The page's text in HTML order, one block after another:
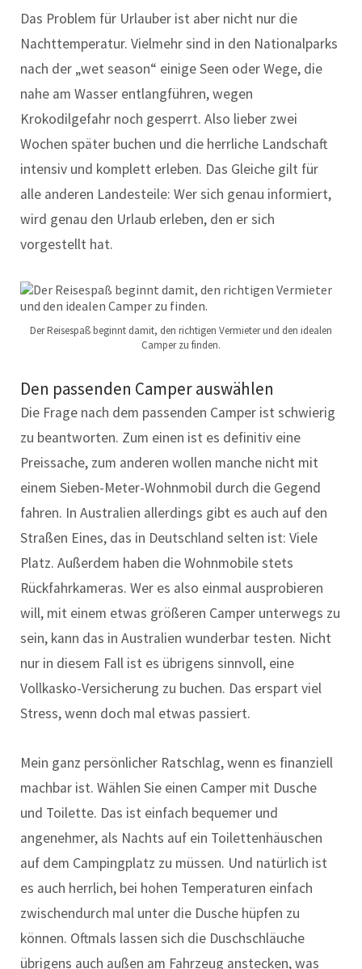
Das Problem für Urlauber ist aber nicht nur die
Nachttemperatur. Vielmehr sind in den Nationalparks
nach der „wet season“ einige Seen oder Wege, die
nahe am Wasser entlangführen, wegen
Krokodilgefahr noch gesperrt. Also lieber zwei
Wochen später buchen und die herrliche Landschaft
intensiv und komplett erleben. Das Gleiche gilt für
alle anderen Landesteile: Wer sich genau informiert,
wird genau den Urlaub erleben, den er sich
vorgestellt hat.
Der Reisespaß beginnt damit, den richtigen Vermieter und den idealen
Camper zu finden.
Den passenden Camper auswählen
Die Frage nach dem passenden Camper ist schwierig
zu beantworten. Zum einen ist es definitiv eine
Preissache, zum anderen wollen manche nicht mit
einem Sieben-Meter-Wohnmobil durch die Gegend
fahren. In Australien allerdings gibt es auch auf den
Straßen Eines, das in Deutschland selten ist: Viele
Platz. Außerdem haben die Wohnmobile stets
Rückfahrkameras. Wer es also einmal ausprobieren
will, mit einem etwas größeren Camper unterwegs zu
sein, kann das in Australien wunderbar testen. Nicht
nur in diesem Fall ist es übrigens sinnvoll, eine
Vollkasko-Versicherung zu buchen. Das erspart viel
Stress, wenn doch mal etwas passiert.
Mein ganz persönlicher Ratschlag, wenn es finanziell
machbar ist. Wählen Sie einen Camper mit Dusche
und Toilette. Das ist einfach bequemer und
angenehmer, als Nachts auf ein Toilettenhäuschen
auf dem Campingplatz zu müssen. Und natürlich ist
es auch herrlich, bei hohen Temperaturen einfach
zwischendurch mal unter die Dusche hüpfen zu
können. Oftmals lassen sich die Duschschläuche
übrigens auch außen am Fahrzeug anstecken, was